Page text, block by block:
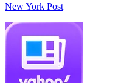
New York Post